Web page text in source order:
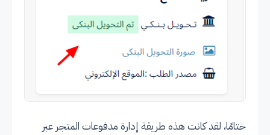
ختامًا، لقد كانت هذه طريقة إدارة مدفوعات المتجر عبر